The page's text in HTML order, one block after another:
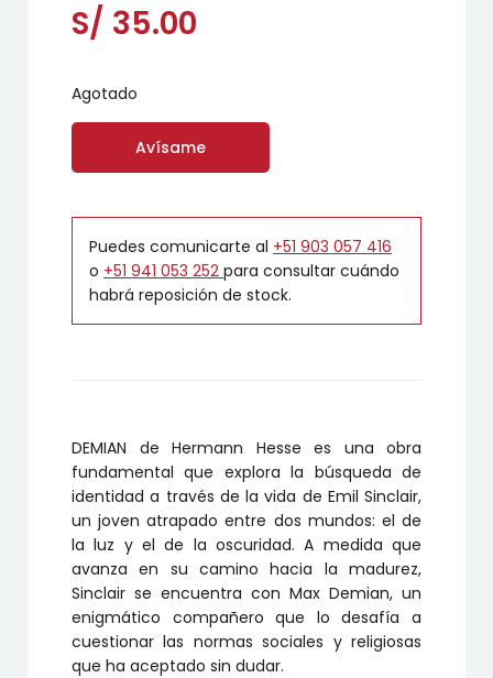
S/ 35.00
Agotado
Avísame
Puedes comunicarte al +51 903 057 416
o +51 941 053 252 para consultar cuándo
habrá reposición de stock.
DEMIAN de Hermann Hesse es una obra
fundamental que explora la búsqueda de
identidad a través de la vida de Emil Sinclair,
un joven atrapado entre dos mundos: el de
la luz y el de la oscuridad. A medida que
avanza en su camino hacia la madurez,
Sinclair se encuentra con Max Demian, un
enigmático compañero que lo desafía a
cuestionar las normas sociales y religiosas
que ha aceptado sin dudar.